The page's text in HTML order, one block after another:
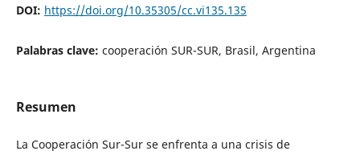
DOI: https://doi.org/10.35305/cc.vi135.135
Palabras clave: cooperación SUR-SUR, Brasil, Argentina
Resumen
La Cooperación Sur-Sur se enfrenta a una crisis de